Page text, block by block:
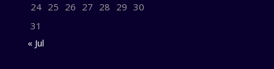
24 25 26 27 28 29 30
31
« Jul